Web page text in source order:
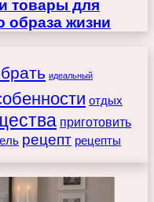
товары для
образа жизни
идеальный
отдых
приготовить
рецепт рецепты